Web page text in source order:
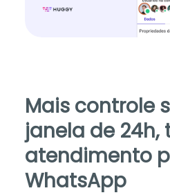
Mais controle
janela de
atendimento
WhatsApp